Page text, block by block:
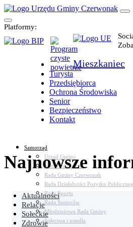
Platformy:
Mieszkaniec
Turysta
Przedsiębiorca
Ochrona Środowiska
Senior
Bezpieczeństwo
Kontakt
Samorząd
Urząd Gminy
Kadra zarządcza
Rada Gminy Czerwonak
Rada Działalności Pożytku
Rada Sportu
Rada Seniorów
Młodzieżowa Rada Gminy
Sołectwa i osiedla
Najnowsze
Aktualności
Relacje
Sołeckie
Zdrowie